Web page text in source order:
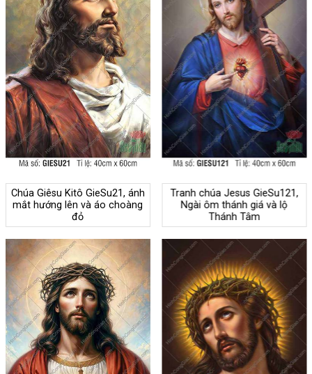
Chúa Giêsu Kitô GieSu21, ánh
mắt hướng lên và áo choàng
đỏ
Tranh chúa Jesus GieSu121,
Ngài ôm thánh giá và lộ
Thánh Tâm